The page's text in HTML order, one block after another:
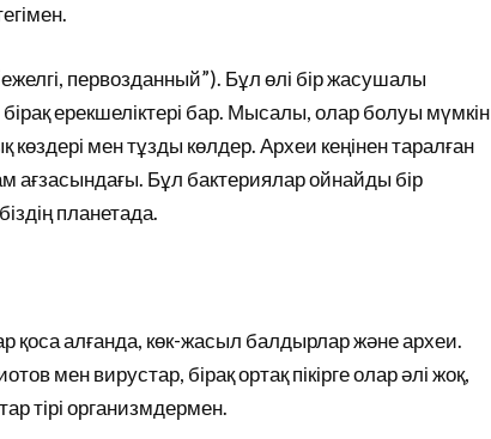
первозданный”). Бұл өлі бір жасушалы
ерекшеліктері бар. Мысалы, олар болуы мүмкін
мен тұзды көлдер. Археи кеңінен таралған
ағзасындағы. Бұл бактериялар ойнайды бір
планетада.
алғанда, көк-жасыл балдырлар және археи.
мен вирустар, бірақ ортақ пікірге олар әлі жоқ,
тірі организмдермен.